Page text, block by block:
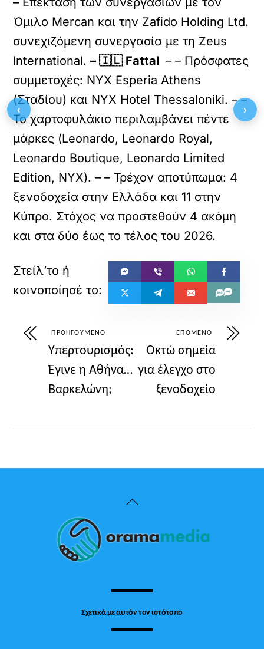
Όμιλο Mercan και την Zafido Holding Ltd.
συνεχιζόμενη συνεργασία με τη Zeus
International.– 🇮🇱 Fattal – – Πρόσφατες
συμμετοχές: NYX Esperia Athens
(Σταδίου) και NYX Hotel Thessaloniki. – –
Το χαρτοφυλάκιο περιλαμβάνει πέντε
μάρκες (Leonardo, Leonardo Royal,
Leonardo Boutique, Leonardo Limited
Edition, NYX). – – Τρέχον αποτύπωμα: 4
ξενοδοχεία στην Ελλάδα και 11 στην
Κύπρο. Στόχος να προστεθούν 4 ακόμη
και στα δύο έως το τέλος του 2026.
ΠΡΟΗΓΟΎΜΕΝΟ
Υπερτουρισμός:
Έγινε η Αθήνα…
Βαρκελώνη;
ΕΠΌΜΕΝΟ
Οκτώ σημεία
για έλεγχο στο
ξενοδοχείο
Back
Top
Σχετικά με αυτόν τον ιστότοπο
‹ ›